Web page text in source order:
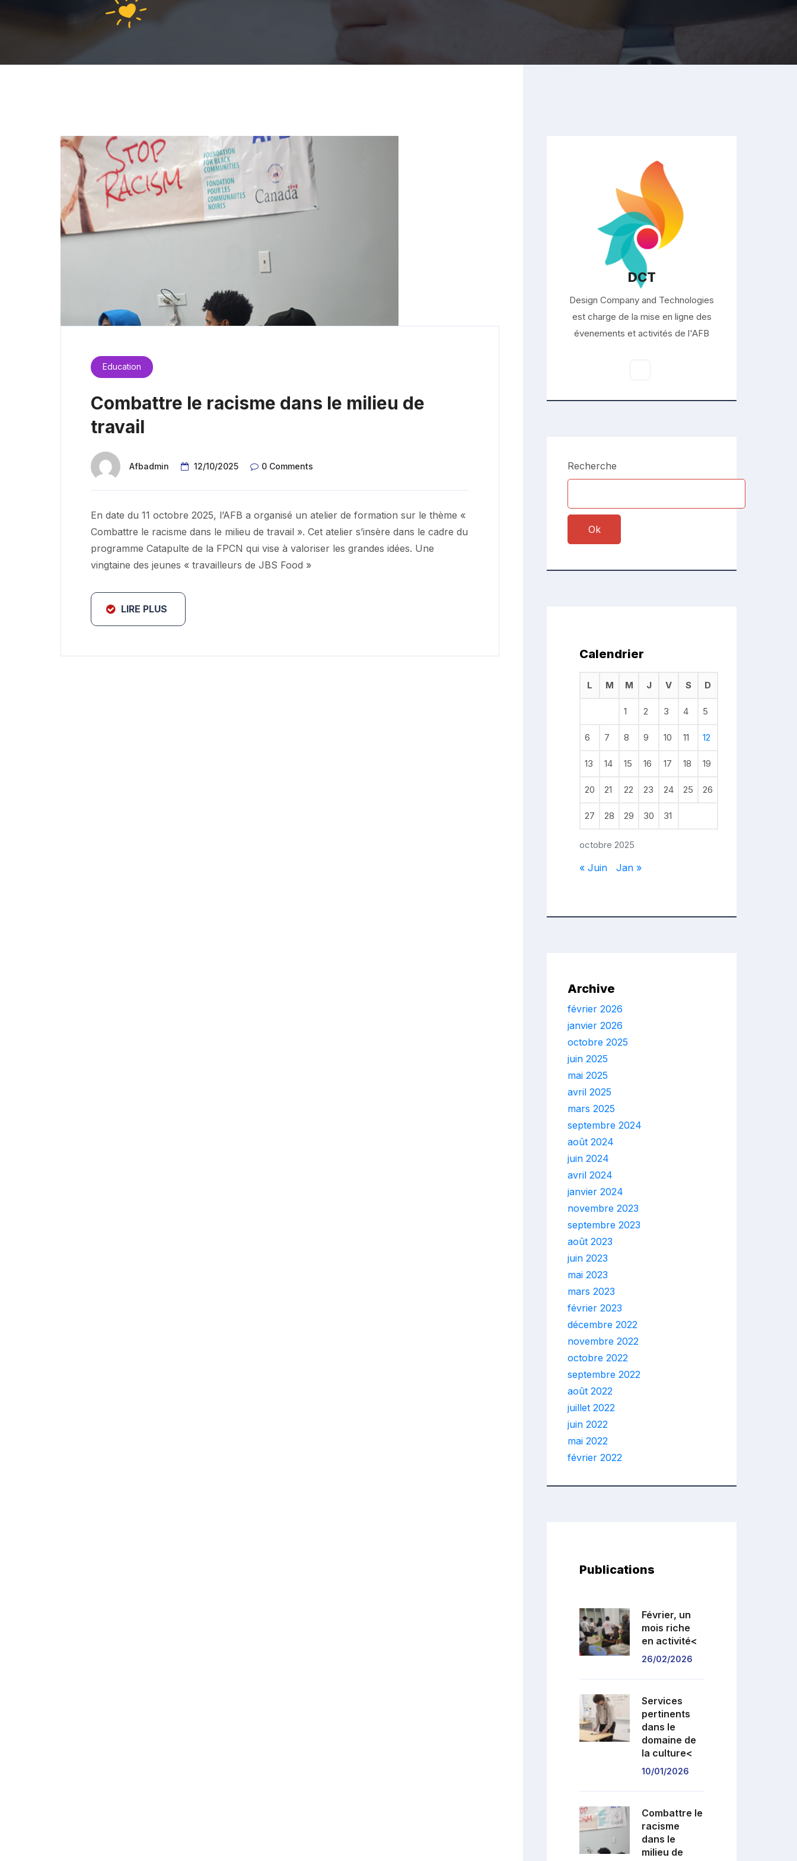
Education
Combattre le racisme dans le milieu de
travail
Afbadmin 12/10/2025 0 Comments
En date du 11 octobre 2025, l’AFB a organisé un atelier de formation sur le thème «
Combattre le racisme dans le milieu de travail ». Cet atelier s’insère dans le cadre du
programme Catapulte de la FPCN qui vise à valoriser les grandes idées. Une
vingtaine des jeunes « travailleurs de JBS Food »
LIRE PLUS
DCT
Design Company and Technologies
est charge de la mise en ligne des
évenements et activités de l'AFB
Recherche
Ok
Calendrier
octobre 2025
L M M J V S D
1 2 3 4 5
6 7 8 9 10 11 12
13 14 15 16 17 18 19
20 21 22 23 24 25 26
27 28 29 30 31
« Juin Jan »
Archive
février 2026
janvier 2026
octobre 2025
juin 2025
mai 2025
avril 2025
mars 2025
septembre 2024
août 2024
juin 2024
avril 2024
janvier 2024
novembre 2023
septembre 2023
août 2023
juin 2023
mai 2023
mars 2023
février 2023
décembre 2022
novembre 2022
octobre 2022
septembre 2022
août 2022
juillet 2022
juin 2022
mai 2022
février 2022
Publications
Février, un
mois riche
en activité<
26/02/2026
Services
pertinents
dans le
domaine de
la culture<
10/01/2026
Combattre le
racisme
dans le
milieu de